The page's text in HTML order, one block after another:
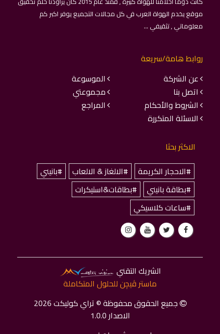
موقع يخدم الهواة العرب في كل مجالات التجميع يوفر اكبر كم
معلوماتي , تثقيفي ...
روابط هامة/سريعة
عن الشركة
الموسوعة
اتصل بنا
مجموعتي
الشروط والأحكام
المراجع
الاسئلة المتكررة
الاكثر بحثا
#الاحجار الكريمة
#الالغاز & الالعاب
#بانيني
#بطاقة بانيني
#بطاقات&استيكرات
#ساعات كلاسيكي
الشريك التقني
ماستر ﭬﻴﭽﻦ للحلول المتكاملة
جميع الحقوق محفوظة © تراي كوليكت 2026
الاصدار 1.0.0